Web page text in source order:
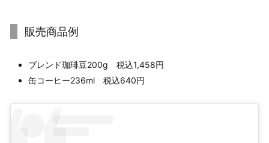
販売商品例
ブレンド珈琲豆200g 税込1,458円
缶コーヒー236ml 税込640円